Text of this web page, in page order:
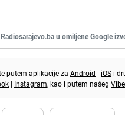
u omiljene Google
putem aplikacije za Android | iOS i
| Instagram, kao i putem našeg